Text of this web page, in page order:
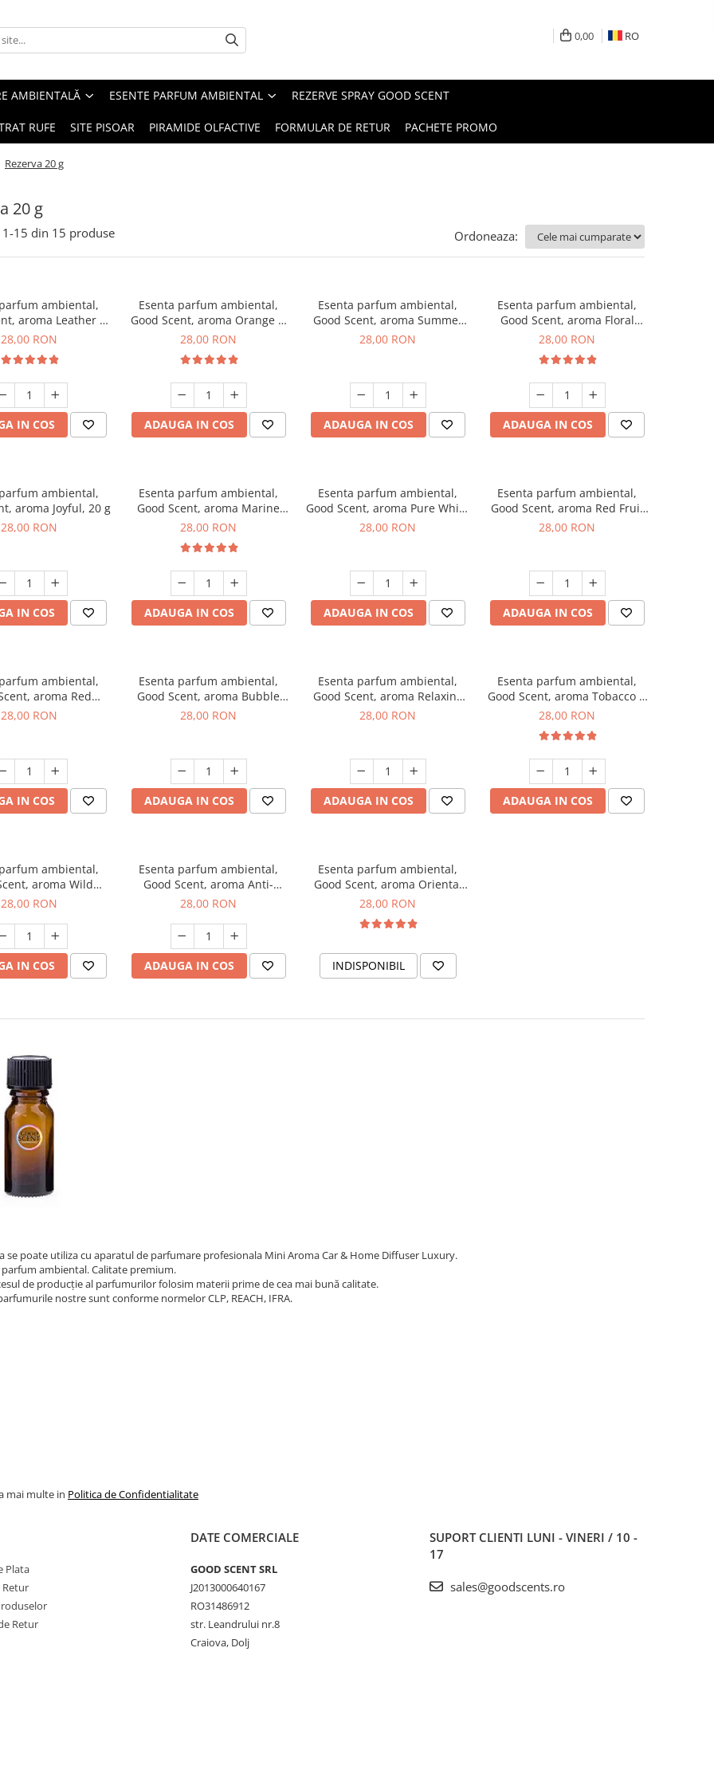
0,00 RO
AMBIENTALĂ ESENTE PARFUM AMBIENTAL REZERVE SPRAY GOOD SCENT
RUFE SITE PISOAR PIRAMIDE OLFACTIVE FORMULAR DE RETUR PACHETE PROMO
Rezerva 20 g
20 g
1-15 din 15 produse Ordoneaza:
ambiental,
aroma Leather &
Oudh, 20 g
28,00 RON
IN COS
Esenta parfum ambiental,
Good Scent, aroma Orange &
Fresh Cinnamon, 20 g
28,00 RON
ADAUGA IN COS
Esenta parfum ambiental,
Good Scent, aroma Summer
Melon, 20 g
28,00 RON
ADAUGA IN COS
Esenta parfum ambiental,
Good Scent, aroma Floral
Bouquet, 20 g
28,00 RON
ADAUGA IN COS
ambiental,
aroma Joyful, 20 g
28,00 RON
IN COS
Esenta parfum ambiental,
Good Scent, aroma Marine
Breeze, 20 g
28,00 RON
ADAUGA IN COS
Esenta parfum ambiental,
Good Scent, aroma Pure White
Musc, 20 g
28,00 RON
ADAUGA IN COS
Esenta parfum ambiental,
Good Scent, aroma Red Fruit
Bubble, 20 g
28,00 RON
ADAUGA IN COS
ambiental,
aroma Red
Grapes, 20 g
28,00 RON
IN COS
Esenta parfum ambiental,
Good Scent, aroma Bubble
Gum, 20 g
28,00 RON
ADAUGA IN COS
Esenta parfum ambiental,
Good Scent, aroma Relaxing
Lavender, 20 g
28,00 RON
ADAUGA IN COS
Esenta parfum ambiental,
Good Scent, aroma Tobacco &
Vanilla, 20 g
28,00 RON
ADAUGA IN COS
ambiental,
aroma Wild
Sailor, 20 g
28,00 RON
IN COS
Esenta parfum ambiental,
Good Scent, aroma Anti-
Tobacco, 20 g
28,00 RON
ADAUGA IN COS
Esenta parfum ambiental,
Good Scent, aroma Oriental
Amber, 20 g
28,00 RON
INDISPONIBIL
se poate utiliza cu aparatul de parfumare profesionala Mini Aroma Car & Home Diffuser Luxury.
parfum ambiental. Calitate premium.
de producție al parfumurilor folosim materii prime de cea mai bună calitate.
nostre sunt conforme normelor CLP, REACH, IFRA.
mai multe in Politica de Confidentialitate
Plata
Retur
Retur
DATE COMERCIALE
GOOD SCENT SRL
J2013000640167
RO31486912
str. Leandrului nr.8
Craiova, Dolj
SUPORT CLIENTI LUNI - VINERI / 10 -
17
sales@goodscents.ro